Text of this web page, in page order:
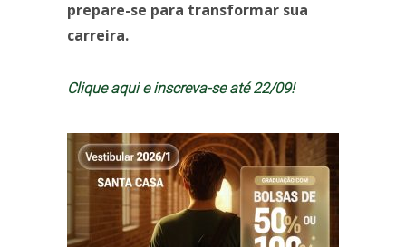
prepare-se para transformar sua
carreira.
Clique aqui e inscreva-se até 22/09!